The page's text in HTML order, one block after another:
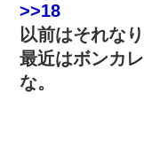
>>18
以前はそれな
最近はボンカ
な。